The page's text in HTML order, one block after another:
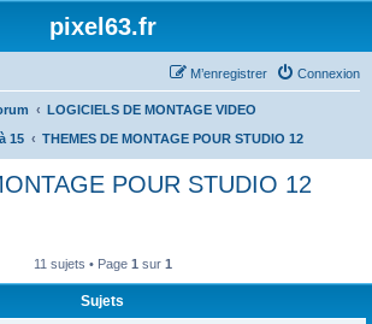
pixel63.fr
Connexion
M’enregistrer
LOGICIELS DE MONTAGE VIDEO
15
THEMES DE MONTAGE POUR STUDIO 12
POUR STUDIO 12
11 sujets • Page 1 sur 1
Sujets